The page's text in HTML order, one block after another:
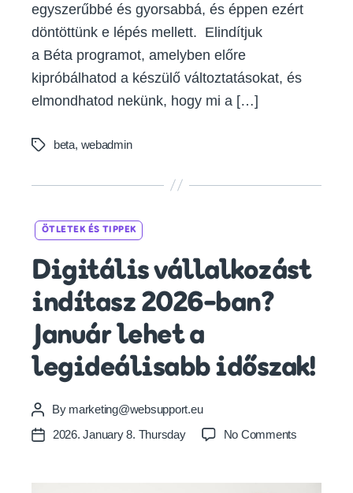
egyszerűbbé és gyorsabbá, és éppen ezért
döntöttünk e lépés mellett. Elindítjuk
a Béta programot, amelyben előre
kipróbálhatod a készülő változtatásokat, és
elmondhatod nekünk, hogy mi a […]
Tags beta, webadmin
ÖTLETEK ÉS TIPPEK
Digitális vállalkozást
indítasz 2026-ban?
Január lehet a
legideálisabb időszak!
Post
author
By marketing@websupport.eu
Post2026. January 8. Thursday No Commentson
indítasz